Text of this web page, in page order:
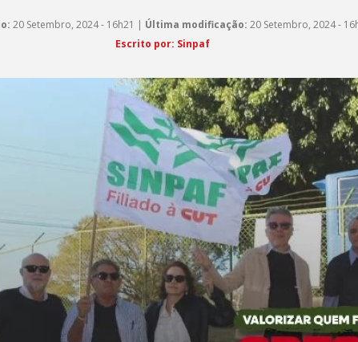
20 Setembro, 2024 - 16h21 | Última modificação: 20 Setembro, 2024 -
Escrito por: Sinpaf